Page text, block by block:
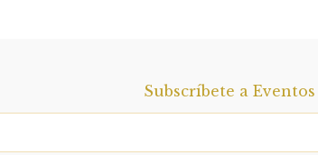
Subscríbete a